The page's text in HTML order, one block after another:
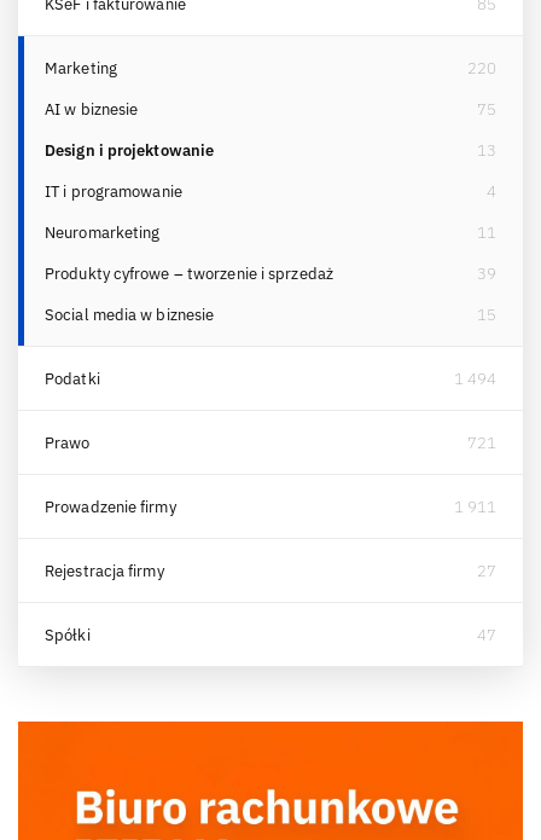
KSeF i fakturowanie 85
Marketing
220
AI w biznesie
75
Design i projektowanie
13
IT i programowanie
4
Neuromarketing
11
Produkty cyfrowe – tworzenie i sprzedaż
39
Social media w biznesie
15
Podatki 1 494
Prawo 721
Prowadzenie firmy 1 911
Rejestracja firmy 27
Spółki 47